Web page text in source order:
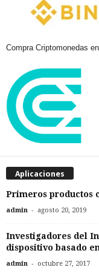
Compra Criptomonedas
Aplicaciones
Primeros productos
admin - agosto 20, 2019
Investigadores del
dispositivo basado
admin - octubre 27, 2017